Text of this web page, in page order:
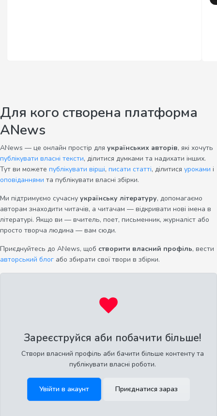
Для кого створена платформа
ANews
ANews — це онлайн простір для українських авторів, які хочуть
публікувати власні тексти, ділитися думками та надихати інших.
Тут ви можете публікувати вірші, писати статті, ділитися уроками і
оповіданнями та публікувати власні збірки.
Ми підтримуємо сучасну українську літературу, допомагаємо
авторам знаходити читачів, а читачам — відкривати нові імена в
літературі. Якщо ви — вчитель, поет, письменник, журналіст або
просто творча людина — вам сюди.
Приєднуйтесь до ANews, щоб створити власний профіль, вести
авторський блог або збирати свої твори в збірки.
Зареєструйся аби побачити більше!
Створи власний профіль аби бачити більше контенту та
публікувати власні роботи.
Увійти в акаунт Приєднатися зараз